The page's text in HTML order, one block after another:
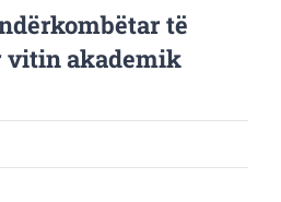
të
vitin akademik